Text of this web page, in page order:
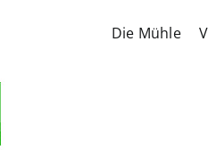
Die Mühle